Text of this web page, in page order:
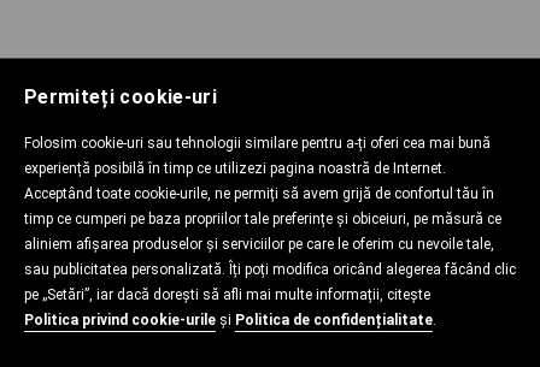
Permiteți cookie-uri
Folosim cookie-uri sau tehnologii similare pentru a-ți oferi cea mai bună
experiență posibilă în timp ce utilizezi pagina noastră de Internet.
Acceptând toate cookie-urile, ne permiți să avem grijă de confortul tău în
timp ce cumperi pe baza propriilor tale preferințe și obiceiuri, pe măsură ce
aliniem afișarea produselor și serviciilor pe care le oferim cu nevoile tale,
sau publicitatea personalizată. Îți poți modifica oricând alegerea făcând clic
pe „Setări”, iar dacă dorești să afli mai multe informații, citește
Politica privind cookie-urile și Politica de confidențialitate.